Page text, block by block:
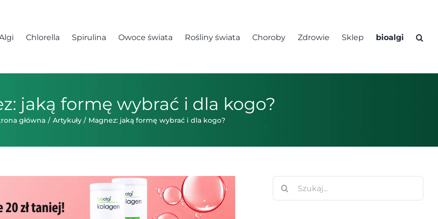
Chlorella Spirulina Owoce świata Rośliny świata Choroby Zdrowie Sklep bioalgi
jaką formę wybrać i dla kogo?
główna Artykuły Magnez: jaką formę wybrać i dla kogo?